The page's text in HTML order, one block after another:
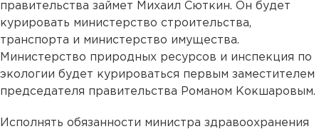
правительства займет Михаил Сюткин. Он будет
курировать министерство строительства,
транспорта и министерство имущества.
Министерство природных ресурсов и инспекция по
экологии будет курироваться первым заместителем
председателя правительства Романом Кокшаровым.
Исполнять обязанности министра здравоохранения